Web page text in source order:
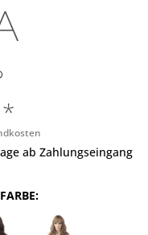
ab Zahlungseingang